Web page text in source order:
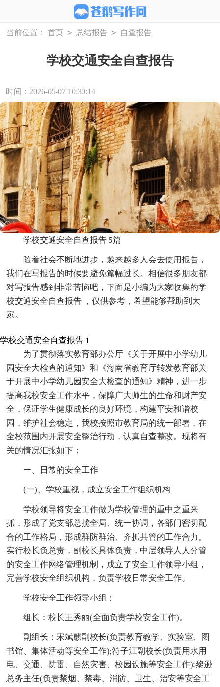
当前位置： 首页 > 总结报告 > 自查报告
学校交通安全自查报告
时间：2026-05-07 10:30:14
学校交通安全自查报告 5篇
随着社会不断地进步，越来越多人会去使用报告，
我们在写报告的时候要避免篇幅过长。相信很多朋友都
对写报告感到非常苦恼吧，下面是小编为大家收集的学
校交通安全自查报告 ，仅供参考，希望能够帮助到大
家。
学校交通安全自查报告 1
为了贯彻落实教育部办公厅《关于开展中小学幼儿
园安全大检查的通知》和《海南省教育厅转发教育部关
于开展中小学幼儿园安全大检查的通知》精神，进一步
提高我校安全工作水平，保障广大师生的生命和财产安
全，保证学生健康成长的良好环境，构建平安和谐校
园，维护社会稳定，我校按照市教育局的统一部署，在
全校范围内开展安全整治行动，认真自查整改。现将有
关的情况汇报如下：
一、日常的安全工作
(一)、学校重视，成立安全工作组织机构
学校领导将安全工作做为学校管理的重中之重来
抓，形成了党支部总揽全局、统一协调，各部门密切配
合的工作格局，形成群防群治、齐抓共管的工作合力。
实行校长负总责，副校长具体负责，中层领导人人分管
的安全工作网络管理机制，成立了安全工作领导小组，
完善学校安全组织机构，负责学校日常安全工作。
学校安全工作领导小组：
组长：校长王秀丽(全面负责学校安全工作)。
副组长：宋斌麒副校长(负责教育教学、实验室、图
书馆、集体活动等安全工作);符子江副校长(负责用水用
电、交通、防雷、自然灾害、校园设施等安全工作);黎逊
总务主任(负责禁烟、禁毒、消防、卫生、治安等安全工